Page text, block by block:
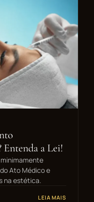
a Lei!
Ato Médico e
na estética.
LEIA MAIS